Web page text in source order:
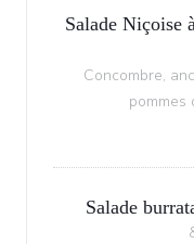
Salade Niçoise
Concombre,
pommes
Salade